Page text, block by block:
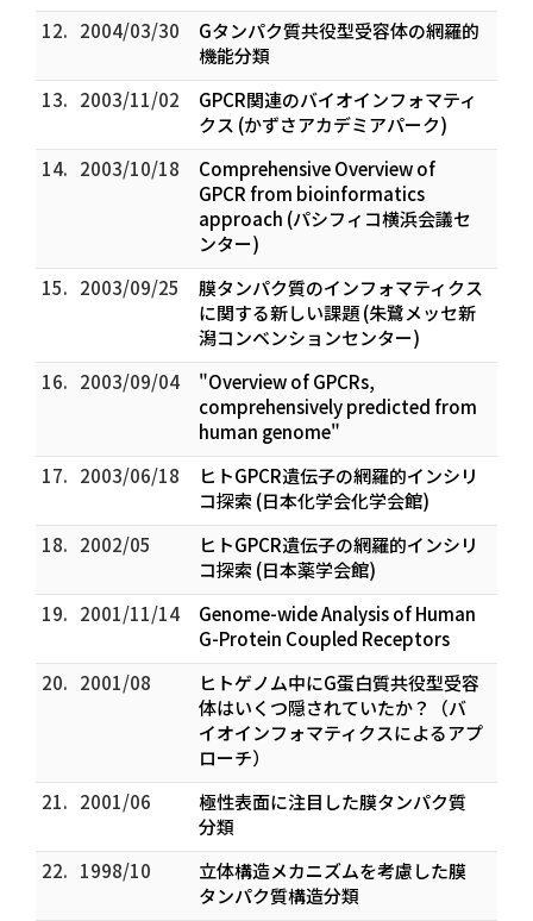
12. 2004/03/30
Gタンパク質共役型受容体の網羅的
機能分類
13. 2003/11/02
GPCR関連のバイオインフォマティ
クス (かずさアカデミアパーク)
14. 2003/10/18
Comprehensive Overview of
GPCR from bioinformatics
approach (パシフィコ横浜会議セ
ンター)
15. 2003/09/25
膜タンパク質のインフォマティクス
に関する新しい課題 (朱鷺メッセ新
潟コンベンションセンター)
16. 2003/09/04
"Overview of GPCRs,
comprehensively predicted from
human genome"
17. 2003/06/18
ヒトGPCR遺伝子の網羅的インシリ
コ探索 (日本化学会化学会館)
18. 2002/05
ヒトGPCR遺伝子の網羅的インシリ
コ探索 (日本薬学会館)
19. 2001/11/14
Genome-wide Analysis of Human
G-Protein Coupled Receptors
20. 2001/08
ヒトゲノム中にG蛋白質共役型受容
体はいくつ隠されていたか？（バ
イオインフォマティクスによるアプ
ローチ）
21. 2001/06
極性表面に注目した膜タンパク質
分類
22. 1998/10
立体構造メカニズムを考慮した膜
タンパク質構造分類